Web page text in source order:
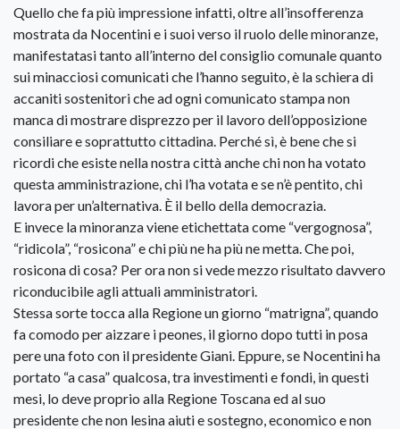
Quello che fa più impressione infatti, oltre all’insofferenza
mostrata da Nocentini e i suoi verso il ruolo delle minoranze,
manifestatasi tanto all’interno del consiglio comunale quanto
sui minacciosi comunicati che l’hanno seguito, è la schiera di
accaniti sostenitori che ad ogni comunicato stampa non
manca di mostrare disprezzo per il lavoro dell’opposizione
consiliare e soprattutto cittadina. Perché sì, è bene che si
ricordi che esiste nella nostra città anche chi non ha votato
questa amministrazione, chi l’ha votata e se n’è pentito, chi
lavora per un’alternativa. È il bello della democrazia.
E invece la minoranza viene etichettata come “vergognosa”,
“ridicola”, “rosicona” e chi più ne ha più ne metta. Che poi,
rosicona di cosa? Per ora non si vede mezzo risultato davvero
riconducibile agli attuali amministratori.
Stessa sorte tocca alla Regione un giorno “matrigna”, quando
fa comodo per aizzare i peones, il giorno dopo tutti in posa
pere una foto con il presidente Giani. Eppure, se Nocentini ha
portato “a casa” qualcosa, tra investimenti e fondi, in questi
mesi, lo deve proprio alla Regione Toscana ed al suo
presidente che non lesina aiuti e sostegno, economico e non